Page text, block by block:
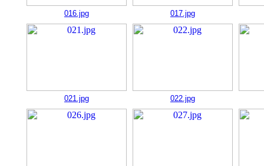
016.jpg 017.jpg
021.jpg 022.jpg